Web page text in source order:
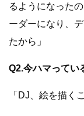
るようになった
ーダーになり、
たから」
Q2.今ハマってい
「DJ、絵を描く